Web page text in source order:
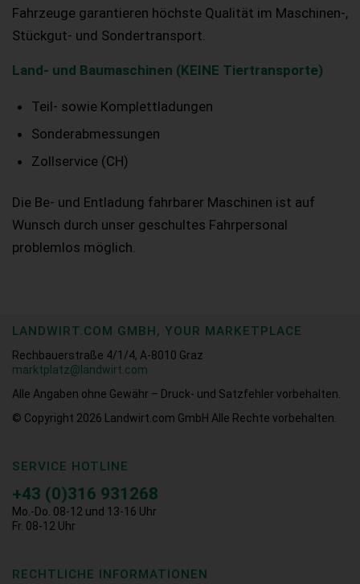
Fahrzeuge garantieren höchste Qualität im Maschinen-,
Stückgut- und Sondertransport.
Land- und Baumaschinen (KEINE Tiertransporte)
Teil- sowie Komplettladungen
Sonderabmessungen
Zollservice (CH)
Die Be- und Entladung fahrbarer Maschinen ist auf
Wunsch durch unser geschultes Fahrpersonal
problemlos möglich.
LANDWIRT.COM GMBH, YOUR MARKETPLACE
Rechbauerstraße 4/1/4, A-8010 Graz
marktplatz@landwirt.com
Alle Angaben ohne Gewähr – Druck- und Satzfehler vorbehalten.
© Copyright 2026
Landwirt.com GmbH Alle Rechte vorbehalten.
SERVICE HOTLINE
+43 (0)316 931268
Mo.-Do. 08-12 und 13-16 Uhr
Fr. 08-12 Uhr
RECHTLICHE INFORMATIONEN